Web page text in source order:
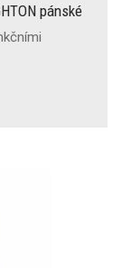
pánské